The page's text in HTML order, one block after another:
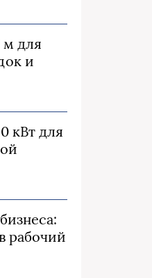
м для
и
кВт для
рабочий